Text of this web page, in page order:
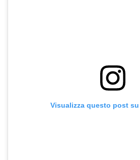
Visualizza questo post